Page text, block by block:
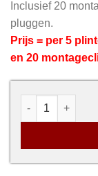
Inclusief 20
pluggen.
Prijs = per 5
en 20
Set